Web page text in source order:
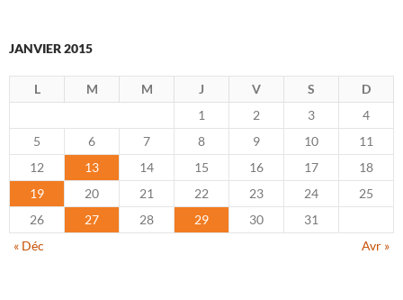
JANVIER 2015
L M M J V S
D
1
2 3
4
5
6 7 8 9 10
11
12
13 14 15 16 17
18
19
20 21 22 23 24
25
26
27 28 29 30
31
« Déc
Avr »